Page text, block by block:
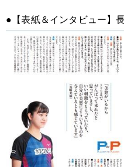
●【表紙＆インタビュー】